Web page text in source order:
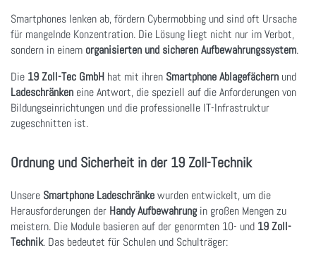
Smartphones lenken ab, fördern Cybermobbing und sind oft Ursache
für mangelnde Konzentration. Die Lösung liegt nicht nur im Verbot,
sondern in einem organisierten und sicheren Aufbewahrungssystem.
Die 19 Zoll-Tec GmbH hat mit ihren Smartphone Ablagefächern und
Ladeschränken eine Antwort, die speziell auf die Anforderungen von
Bildungseinrichtungen und die professionelle IT-Infrastruktur
zugeschnitten ist.
Ordnung und Sicherheit in der 19 Zoll-Technik
Unsere Smartphone Ladeschränkewurden entwickelt, um die
Herausforderungen der Handy Aufbewahrungin großen Mengen zu
meistern. Die Module basieren auf der genormten 10- und 19 Zoll-
Technik. Das bedeutet für Schulen und Schulträger: